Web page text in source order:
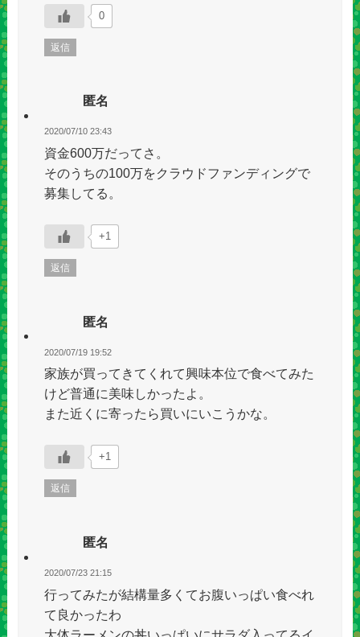
0
返信
匿名
2020/07/10 23:43
資金600万だってさ。
そのうちの100万をクラウドファンディングで
募集してる。
+1
返信
匿名
2020/07/19 19:52
家族が買ってきてくれて興味本位で食べてみた
けど普通に美味しかったよ。
また近くに寄ったら買いにいこうかな。
+1
返信
匿名
2020/07/23 21:15
行ってみたが結構量多くてお腹いっぱい食べれ
て良かったわ